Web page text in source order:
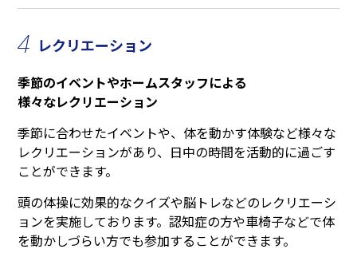
4 レクリエーション
季節のイベントやホームスタッフによる
様々なレクリエーション
季節に合わせたイベントや、体を動かす体験など様々な
レクリエーションがあり、日中の時間を活動的に過ごす
ことができます。
頭の体操に効果的なクイズや脳トレなどのレクリエーシ
ョンを実施しております。認知症の方や車椅子などで体
を動かしづらい方でも参加することができます。